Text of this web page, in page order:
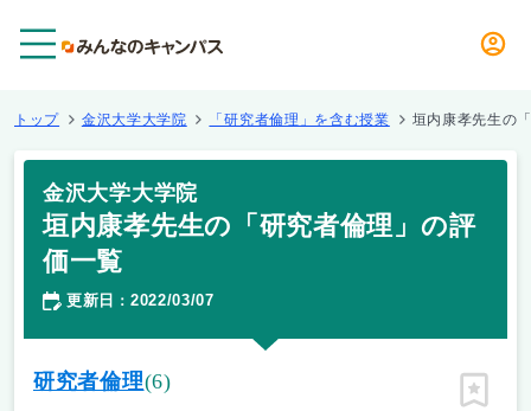
トップ 金沢大学大学院 「研究者倫理」を含む授業 垣内康孝先生の
金沢大学大学院
垣内康孝先生の「研究者倫理」の評
価一覧
更新日 ： 2022/03/07
研究者倫理(6)
ピン留